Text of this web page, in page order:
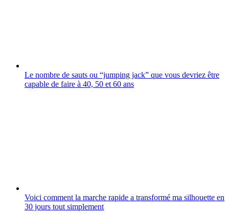
Le nombre de sauts ou “jumping jack” que vous devriez être
capable de faire à 40, 50 et 60 ans
Voici comment la marche rapide a transformé ma silhouette en
30 jours tout simplement